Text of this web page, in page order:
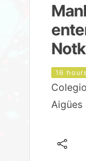
16 hours
Aigües